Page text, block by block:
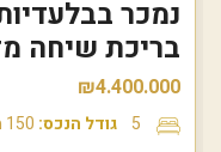
נמכר
בריכת שיחה
₪4.400.000
5 גודל הנכס: 150 מ"ר